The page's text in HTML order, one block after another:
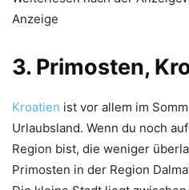
Anzeige
3. Primosten,
Kroatien ist vor allem im
Urlaubsland. Wenn du noch
Region bist, die weniger
Primosten in der Region